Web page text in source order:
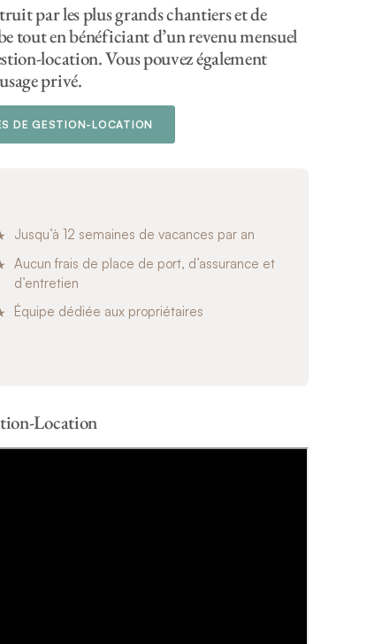
par les plus grands chantiers et de
tout en bénéficiant d’un revenu mensuel
location. Vous pouvez également
privé.
DE GESTION-LOCATION
Jusqu’à 12 semaines de vacances par an
Aucun frais de place de port, d’assurance et
d’entretien
Équipe dédiée aux propriétaires
Location